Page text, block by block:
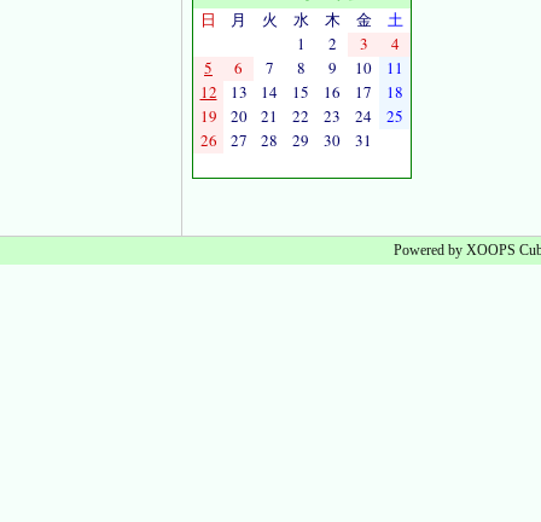
日 月 火 水 木 金
土
1
2 3
4
5
6 7 8 9 10
11
12
13 14 15 16 17
18
19
20 21 22 23 24
25
26
27 28 29 30 31
Powered by XOOPS